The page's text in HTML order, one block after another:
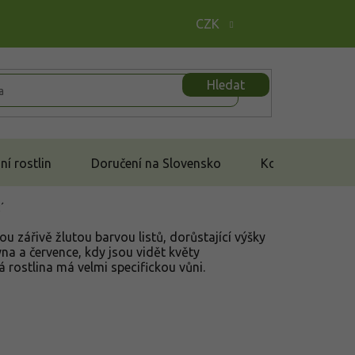
CZK
Hledat
rostlin Doručení na Slovensko Kontakt
zářivě žlutou barvou listů, dorůstající výšky
a července, kdy jsou vidět květy
rostlina má velmi specifickou vůni.